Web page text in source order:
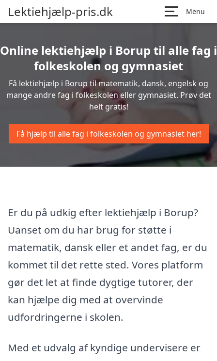
Lektiehjælp-pris.dk Menu
Online lektiehjælp i Borup til alle fag i
folkeskolen og gymnasiet
Få lektiehjælp i Borup til matematik, dansk, engelsk og
mange andre fag i folkeskolen eller gymnasiet. Prøv det
helt gratis!
Få hjælp til alle fag i folkeskolen og gymnasiet her!
Er du på udkig efter lektiehjælp i Borup?
Uanset om du har brug for støtte i
matematik, dansk eller et andet fag, er du
kommet til det rette sted. Vores platform
gør det let at finde dygtige tutorer, der
kan hjælpe dig med at overvinde
udfordringerne i skolen.
Med et udvalg af kyndige undervisere er